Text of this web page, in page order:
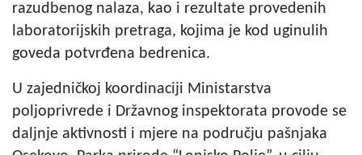
razudbenog nalaza, kao i rezultate provedenih
laboratorijskih pretraga, kojima je kod uginulih
goveda potvrđena bedrenica.
U zajedničkoj koordinaciji Ministarstva
poljoprivrede i Državnog inspektorata provode se
daljnje aktivnosti i mjere na području pašnjaka